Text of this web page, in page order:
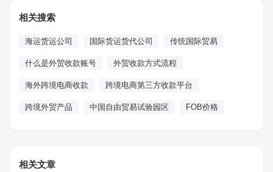
相关搜索
海运货运公司 国际货运货代公司 传统国际贸易
什么是外贸收款账号 外贸收款方式流程
海外跨境电商收款 跨境电商第三方收款平台
跨境外贸产品 中国自由贸易试验园区 FOB价格
相关文章